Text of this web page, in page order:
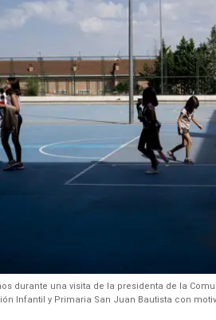
durante una visita de la presidenta de la
Infantil y Primaria San Juan Bautista con